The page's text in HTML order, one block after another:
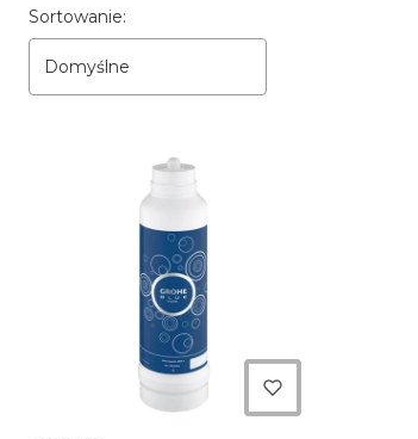
Lista produktów
Sortowanie:
Domyślne